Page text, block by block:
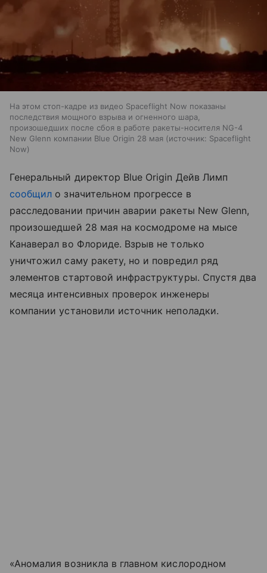
На этом стоп-кадре из видео Spaceflight Now показаны
последствия мощного взрыва и огненного шара,
произошедших после сбоя в работе ракеты-носителя NG-4
New Glenn компании Blue Origin 28 мая
источник: Spaceflight
Now
Генеральный директор Blue Origin Дейв Лимп
сообщил о значительном прогрессе в
расследовании причин аварии ракеты New Glenn,
произошедшей 28 мая на космодроме на мысе
Канаверал во Флориде. Взрыв не только
уничтожил саму ракету, но и повредил ряд
элементов стартовой инфраструктуры. Спустя два
месяца интенсивных проверок инженеры
компании установили источник неполадки.
«Аномалия возникла в главном кислородном